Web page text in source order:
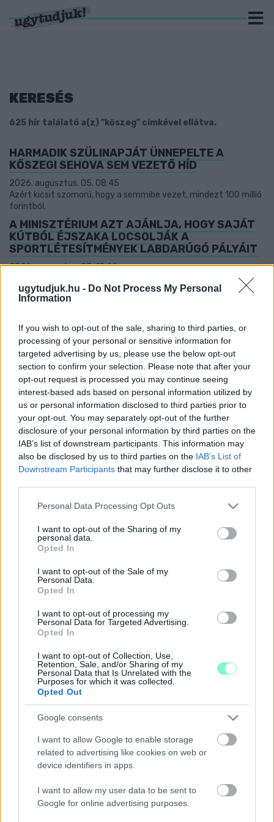
ugytudjuk.hu - Do Not Process My Personal
Information
If you wish to opt-out of the sale, sharing to third parties, or
processing of your personal or sensitive information for
targeted advertising by us, please use the below opt-out
section to confirm your selection. Please note that after your
opt-out request is processed you may continue seeing
interest-based ads based on personal information utilized by
us or personal information disclosed to third parties prior to
your opt-out. You may separately opt-out of the further
disclosure of your personal information by third parties on the
IAB’s list of downstream participants. This information may
also be disclosed by us to third parties on the IAB’s List of
Downstream Participants that may further disclose it to other
Please note that this website/app uses one or more Google
not limited to your visit or usage behaviour. You may click to
grant or deny consent to Google and its third-party tags to
use your data for below specified purposes in below Google
consent section.
Personal Data Processing Opt Outs
I want to opt-out of the Sharing of my
personal data.
Opted In
I want to opt-out of the Sale of my
Personal Data.
Opted In
I want to opt-out of processing my
Personal Data for Targeted Advertising.
Opted In
I want to opt-out of Collection, Use,
Retention, Sale, and/or Sharing of my
Personal Data that Is Unrelated with the
Purposes for which it was collected.
Opted Out
Google consents
I want to allow Google to enable storage
related to advertising like cookies on web or
device identifiers in apps.
I want to allow my user data to be sent to
Google for online advertising purposes.
KERESÉS
625 hír találató a(z) "kőszeg" cimkével ellátva.
HARMADIK SZÜLINAPJÁT ÜNNEPELTE A
KŐSZEGI SEHOVA SEM VEZETŐ HÍD
2026. augusztus. 05. 08:45
Azért kicsit szomorú, hogy a semmibe vezet, mindezt 100 millió
forintból.
A MINISZTÉRIUM AZT AJÁNLJA, HOGY SAJÁT
KÚTBÓL ÉJSZAKA LOCSOLJÁK A
SPORTLÉTESÍTMÉNYEK LABDARÚGÓ PÁLYÁIT
2026. augusztus. 03. 17:44
Kevesebb a kipárolgás, és a sportszervezet brandjének is jobbat
tesz az ilyen “nem hivalkodó” öntözés.
M86 ÉS M87-ES UTAK MEGÉPÍTÉSÉT, ÉS MIÓTA
HAKNIZOTT A FEJLESZTÉSSEL ENNEK A
TUDATÁBAN?
2026. augusztus. 03. 06:37
2027 őszén kerek 10 éve lesz, hogy az akkori Nemzeti
Fejlesztési Minisztérium kiadta a „Szombathely és Kőszeg
közötti országos közúti kapcsolat fejlesztés előkészítési
feladatainak elrendelése” tárgyú dokumentumát a NIF Zrt. felé.”
AZ M86-OS ÉS AZ M87-ES FEJLESZTÉSEKET
NEM ÁLLÍTOTTA LE VÉGLEGESEN A KORMÁNY!
2026. július. 30. 11:25
RÁPLI RÓBERT: AZ M86-OS ÉS AZ M87-ES
FEJLESZTÉSE NEM MARADHAT EL!
2026. július. 28. 17:27
Szombathely parlamenti képviselője levélben fordult Vitézy
A POLGÁRMESTEREK VAS MEGYÉRT
EGYESÜLET KIFOGÁSOLJA AZ M87-ES
AUTÓÚT MEGÉPÍTÉSÉNEK LEÁLLÍTÁSÁT
2026. július. 28. 08:58
Felkérték Vas megye országgyűlési képviselőit, hogy közösen
11 ÉVE TART AZ ÍGÉRGETÉS ÁGH PÉTER
RÉSZÉRŐL, HOGY AZ M86-M87 KŐSZEG -
SZOMBATHELY - KÖRMEND GYORSFORGALMI
ÚT MEGÉPÍTÉSÉRŐL, MIKÖZBEN 2022-BEN AZ
A LÁZÁR JÁNOS ÁLLÍTOTTA LE A
ÁLLAMTITKÁRA
2026. július. 27. 09:59
Vitézy Dávid hosszú közleményben írja le, hogy két NER közeli
megépítésére. Az egyik 36, a másik 53 százalékkal magasabb
koncessziós díjat ajánlott, mint amennyit a korábbi